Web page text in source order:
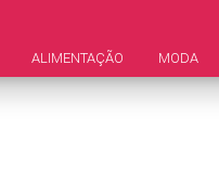
ALIMENTAÇÃO MODA